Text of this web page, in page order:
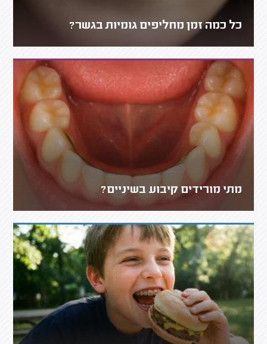
כל כמה זמן מחליפים גומיות בגשר?
מתי מורידים קיבוע בשיניים?